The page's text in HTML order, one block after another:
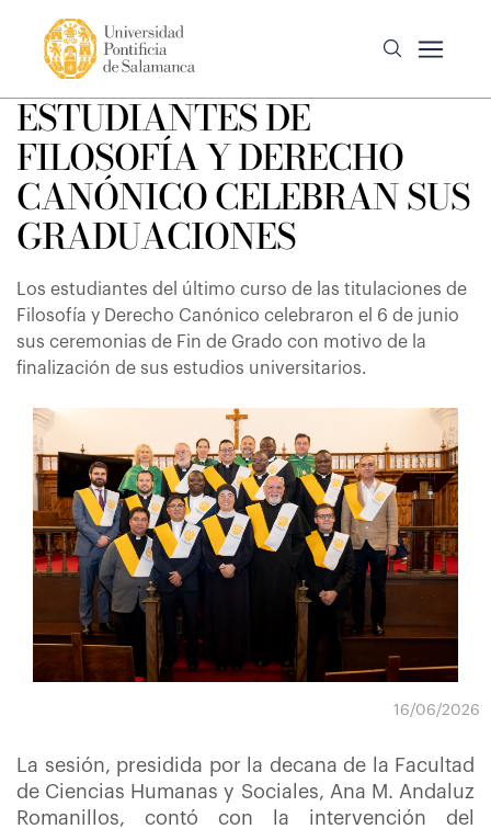
ESTUDIANTES DE
FILOSOFÍA Y DERECHO
CANÓNICO CELEBRAN SUS
GRADUACIONES
Los estudiantes del último curso de las titulaciones de
Filosofía y Derecho Canónico celebraron el 6 de junio
sus ceremonias de Fin de Grado con motivo de la
finalización de sus estudios universitarios.
16/06/2026
La sesión, presidida por la decana de la Facultad
de Ciencias Humanas y Sociales, Ana M. Andaluz
Romanillos, contó con la intervención del